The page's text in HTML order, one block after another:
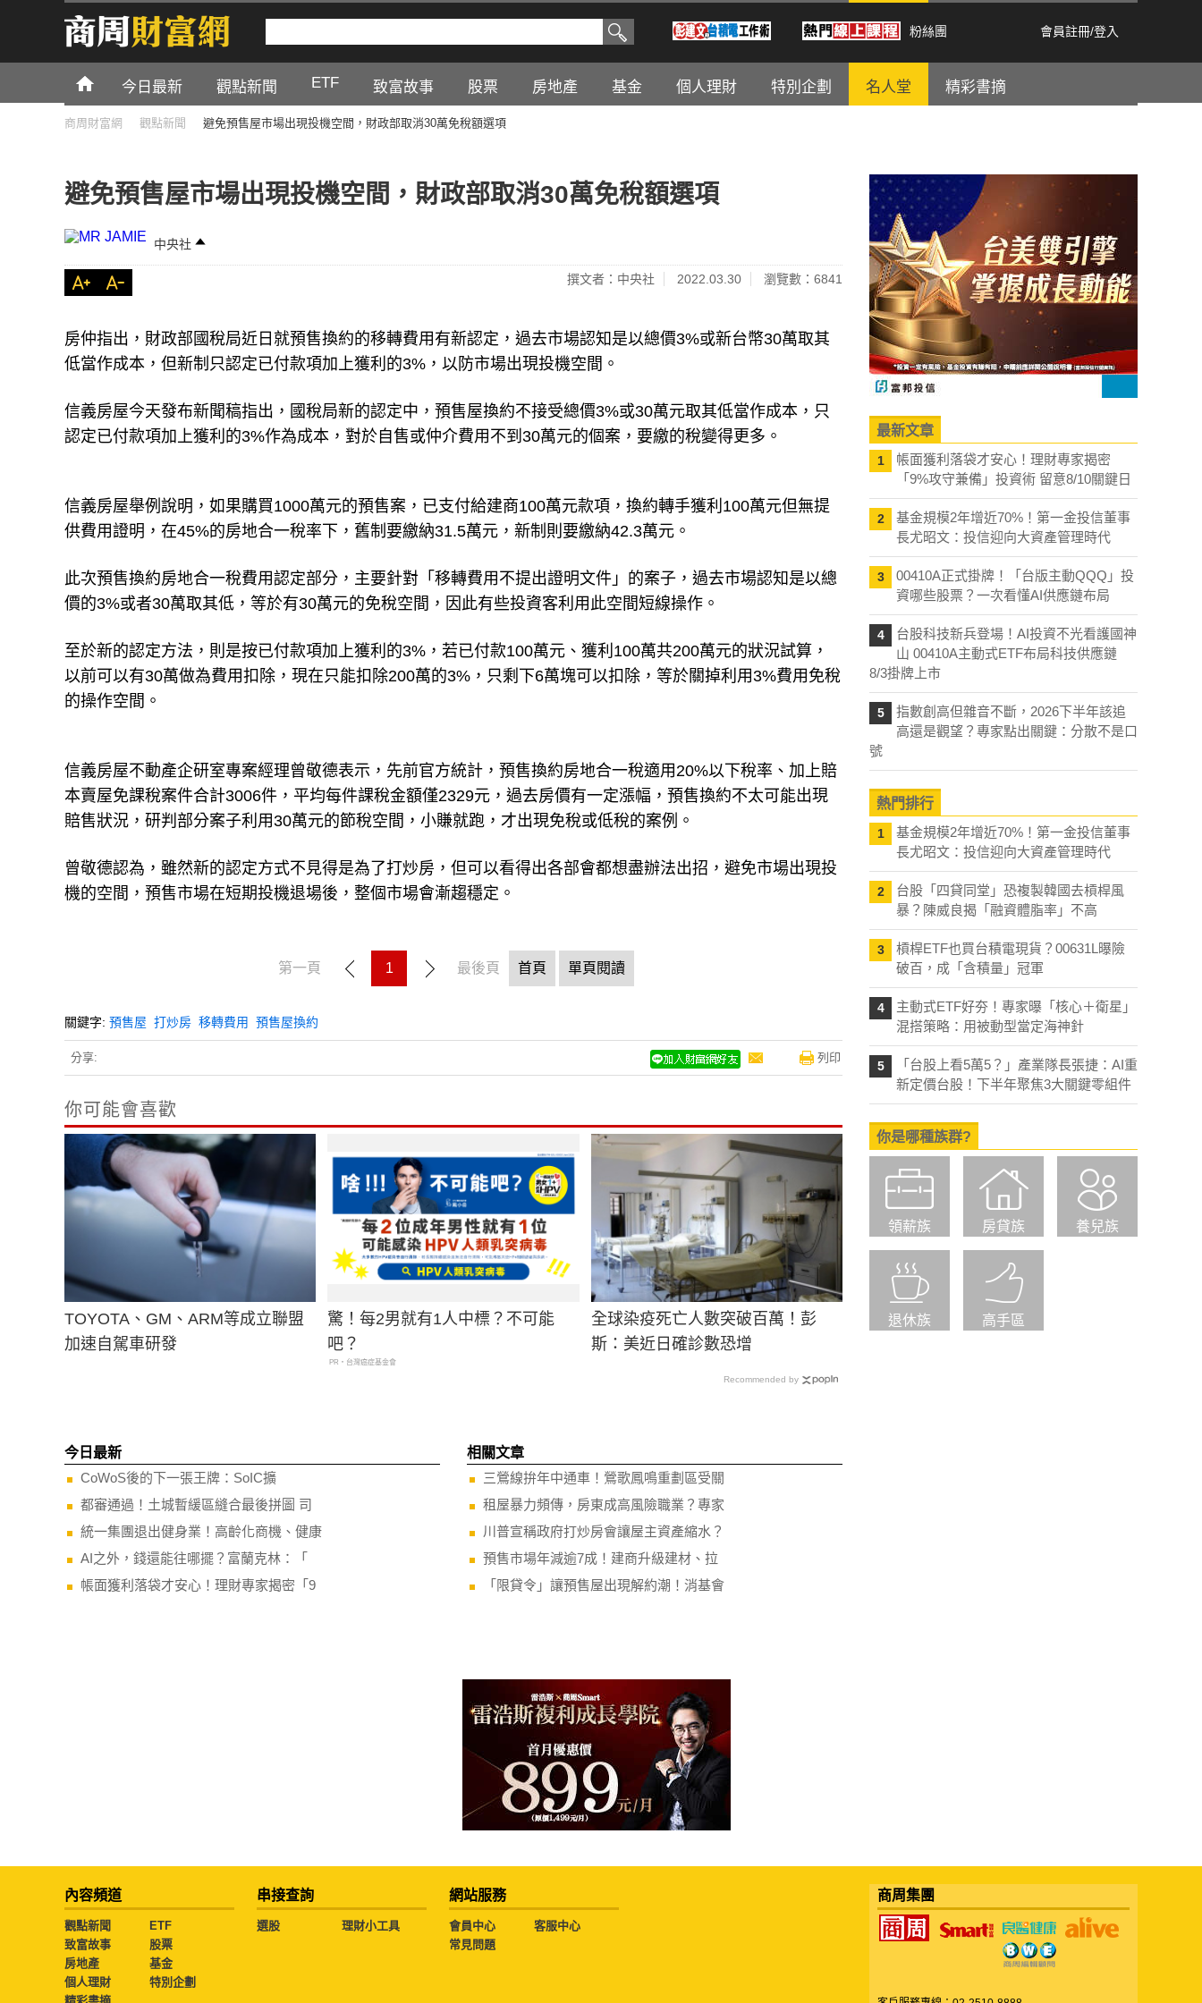
粉絲團 會員註冊/登入
今日最新 觀點新聞 ETF 致富故事 股票 房地產 基金 個人理財 特別企劃 名人堂 精彩書摘
商周財富網 觀點新聞 避免預售屋市場出現投機空間，財政部取消30萬免稅額選項
避免預售屋市場出現投機空間，財政部取消30萬免稅額選項
中央社
撰文者：中央社 2022.03.30 瀏覽數：6841
房仲指出，財政部國稅局近日就預售換約的移轉費用有新認定，過去市場認知是以總價3%或新台幣30萬取其
低當作成本，但新制只認定已付款項加上獲利的3%，以防市場出現投機空間。
信義房屋今天發布新聞稿指出，國稅局新的認定中，預售屋換約不接受總價3%或30萬元取其低當作成本，只
認定已付款項加上獲利的3%作為成本，對於自售或仲介費用不到30萬元的個案，要繳的稅變得更多。
信義房屋舉例說明，如果購買1000萬元的預售案，已支付給建商100萬元款項，換約轉手獲利100萬元但無提
供費用證明，在45%的房地合一稅率下，舊制要繳納31.5萬元，新制則要繳納42.3萬元。
此次預售換約房地合一稅費用認定部分，主要針對「移轉費用不提出證明文件」的案子，過去市場認知是以總
價的3%或者30萬取其低，等於有30萬元的免稅空間，因此有些投資客利用此空間短線操作。
至於新的認定方法，則是按已付款項加上獲利的3%，若已付款100萬元、獲利100萬共200萬元的狀況試算，
以前可以有30萬做為費用扣除，現在只能扣除200萬的3%，只剩下6萬塊可以扣除，等於關掉利用3%費用免稅
的操作空間。
信義房屋不動產企研室專案經理曾敬德表示，先前官方統計，預售換約房地合一稅適用20%以下稅率、加上賠
本賣屋免課稅案件合計3006件，平均每件課稅金額僅2329元，過去房價有一定漲幅，預售換約不太可能出現
賠售狀況，研判部分案子利用30萬元的節稅空間，小賺就跑，才出現免稅或低稅的案例。
曾敬德認為，雖然新的認定方式不見得是為了打炒房，但可以看得出各部會都想盡辦法出招，避免市場出現投
機的空間，預售市場在短期投機退場後，整個市場會漸趨穩定。
第一頁 1 最後頁 首頁 單頁閱讀
關鍵字: 預售屋 打炒房 移轉費用 預售屋換約
分享: 列印
你可能會喜歡
TOYOTA、GM、ARM等成立聯盟
加速自駕車研發
驚！每2男就有1人中標？不可能
吧？
PR・台灣癌症基金會
全球染疫死亡人數突破百萬！彭
斯：美近日確診數恐增
Recommended by
今日最新
CoWoS後的下一張王牌：SoIC擴
都審通過！土城暫緩區縫合最後拼圖 司
統一集團退出健身業！高齡化商機、健康
AI之外，錢還能往哪擺？富蘭克林：「
帳面獲利落袋才安心！理財專家揭密「9
相關文章
三鶯線拚年中通車！鶯歌鳳鳴重劃區受關
租屋暴力頻傳，房東成高風險職業？專家
川普宣稱政府打炒房會讓屋主資產縮水？
預售市場年減逾7成！建商升級建材、拉
「限貸令」讓預售屋出現解約潮！消基會
最新文章
1
帳面獲利落袋才安心！理財專家揭密
「9%攻守兼備」投資術 留意8/10關鍵日
2
基金規模2年增近70%！第一金投信董事
長尤昭文：投信迎向大資產管理時代
3
00410A正式掛牌！「台版主動QQQ」投
資哪些股票？一次看懂AI供應鏈布局
4
台股科技新兵登場！AI投資不光看護國神
山 00410A主動式ETF布局科技供應鏈
8/3掛牌上市
5
指數創高但雜音不斷，2026下半年該追
高還是觀望？專家點出關鍵：分散不是口
號
熱門排行
1
基金規模2年增近70%！第一金投信董事
長尤昭文：投信迎向大資產管理時代
2
台股「四貸同堂」恐複製韓國去槓桿風
暴？陳威良揭「融資體脂率」不高
3
槓桿ETF也買台積電現貨？00631L曝險
破百，成「含積量」冠軍
4
主動式ETF好夯！專家曝「核心＋衛星」
混搭策略：用被動型當定海神針
5
「台股上看5萬5？」產業隊長張捷：AI重
新定價台股！下半年聚焦3大關鍵零組件
你是哪種族群?
領薪族 房貸族 養兒族
退休族 高手區
內容頻道
觀點新聞
ETF
致富故事
股票
房地產
基金
個人理財
特別企劃
串接查詢
選股 理財小工具
網站服務
會員中心
客服中心
常見問題
商周集團